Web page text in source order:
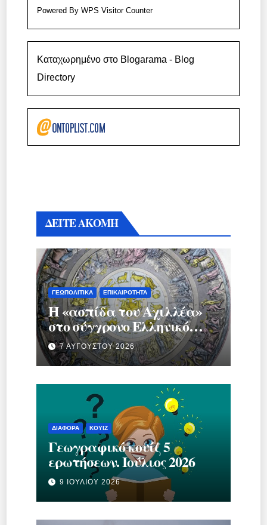
Powered ByWPS Visitor Counter
Καταχωρημένο στο Blogarama - Blog
Directory
ΔΕΙΤΕ ΑΚΟΜΗ
ΓΕΩΠΟΛΙΤΙΚΆ ΕΠΙΚΑΙΡΌΤΗΤΑ
Η «ασπίδα του Αχιλλέα»
στο σύγχρονο Ελληνικό
κράτος.
7 ΑΥΓΟΎΣΤΟΥ 2026
ΔΙΆΦΟΡΑ ΚΟΥΊΖ
Γεωγραφικό κουίζ 5
ερωτήσεων. Ιούλιος 2026
9 ΙΟΥΛΊΟΥ 2026